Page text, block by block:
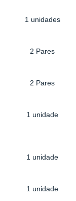
1 unidades
2 Pares
2 Pares
1 unidade
1 unidade
1 unidade